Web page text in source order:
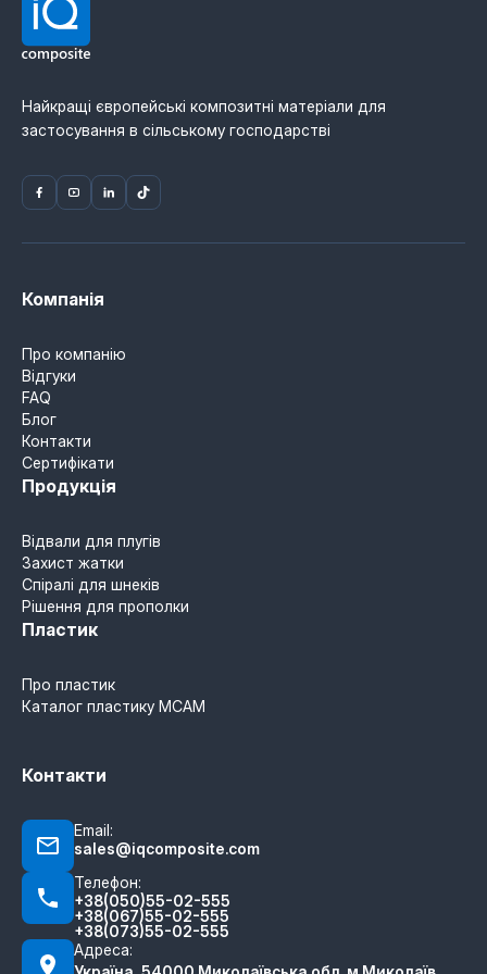
Виробник матеріалу: Mitsubishi Chemical
Advanced Materials (MCAM). Офіційний
дистрибʼютор в Україні — IQ Composite.
Найкращі європейські композитні матеріали для
застосування в сільському господарстві
Компанія
Про компанію
Відгуки
FAQ
Блог
Контакти
Сертифікати
Продукція
Відвали для плугів
Захист жатки
Спіралі для шнеків
Рішення для прополки
Пластик
Про пластик
Каталог пластику MCAM
Контакти
Email:
sales@iqcomposite.com
Телефон:
+38(050)55-02-555
+38(067)55-02-555
+38(073)55-02-555
Адреса: